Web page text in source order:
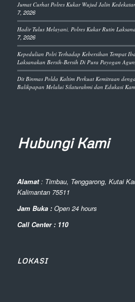
Jumat Curhat Polres Kukar Wujud Jalin
7, 2026
Hadir Tulus Melayani, Polres Kukar Rutin
7, 2026
Kepedulian Polri Terhadap Kebersihan Tempat
Laksanakan Bersih-Bersih Di Pura Payogan
Dit Binmas Polda Kaltim Perkuat Kemitraan
Balikpapan Melalui Silaturahmi dan Edukasi
Hubungi Kami
Alamat: Timbau, Tenggarong, Kutai
Kalimantan 75511
Jam Buka : Open 24 hours
Call Center : 110
LOKASI